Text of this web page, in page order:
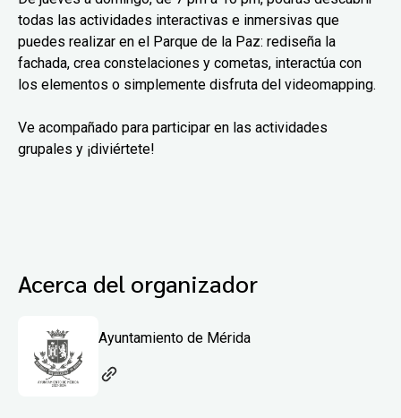
todas las actividades interactivas e inmersivas que
puedes realizar en el Parque de la Paz: rediseña la
fachada, crea constelaciones y cometas, interactúa con
los elementos o simplemente disfruta del videomapping.
Ve acompañado para participar en las actividades
grupales y ¡diviértete!
Acerca del organizador
Ayuntamiento de Mérida